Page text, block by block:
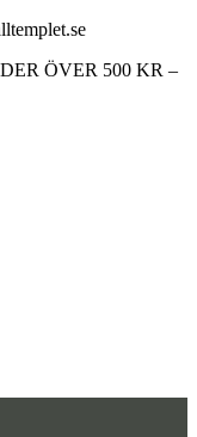
ÖVER 500 KR –